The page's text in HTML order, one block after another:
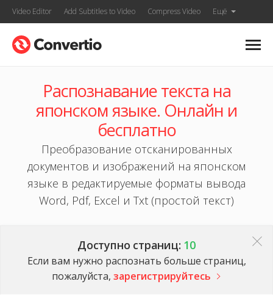
Video Editor Add Subtitles to Video Compress Video Ещё
Распознавание текста на
японском языке. Онлайн и
бесплатно
Преобразование отсканированных
документов и изображений на японском
языке в редактируемые форматы вывода
Word, Pdf, Excel и Txt (простой текст)
Доступно страниц: 10
Если вам нужно распознать больше страниц,
пожалуйста, зарегистрируйтесь